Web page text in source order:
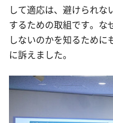
して適応は、避けられな
するための取組です。な
しないのかを知るために
に訴えました。